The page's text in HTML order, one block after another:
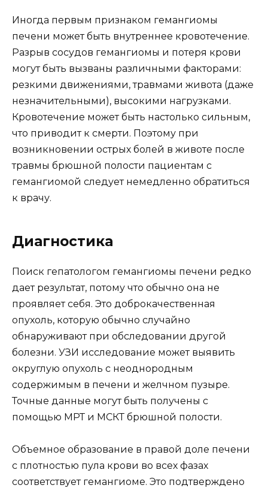
Иногда первым признаком гемангиомы
печени может быть внутреннее кровотечение.
Разрыв сосудов гемангиомы и потеря крови
могут быть вызваны различными факторами:
резкими движениями, травмами живота (даже
незначительными), высокими нагрузками.
Кровотечение может быть настолько сильным,
что приводит к смерти. Поэтому при
возникновении острых болей в животе после
травмы брюшной полости пациентам с
гемангиомой следует немедленно обратиться
к врачу.
Диагностика
Поиск гепатологом гемангиомы печени редко
дает результат, потому что обычно она не
проявляет себя. Это доброкачественная
опухоль, которую обычно случайно
обнаруживают при обследовании другой
болезни. УЗИ исследование может выявить
округлую опухоль с неоднородным
содержимым в печени и желчном пузыре.
Точные данные могут быть получены с
помощью МРТ и МСКТ брюшной полости.
Объемное образование в правой доле печени
с плотностью пула крови во всех фазах
соответствует гемангиоме. Это подтверждено